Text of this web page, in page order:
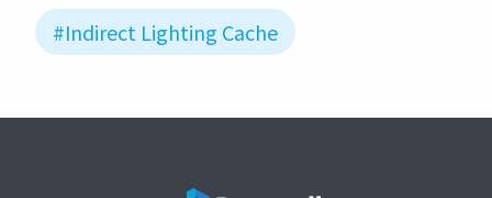
#Indirect Lighting Cache